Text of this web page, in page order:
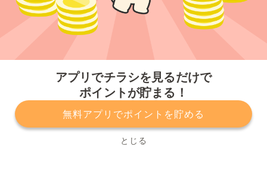
アプリでチラシを見るだけで
ポイントが貯まる！
無料アプリでポイントを貯める
とじる
プライバシーポリシー 利用規約
運営会社
サービスに関してのお問い合わせ